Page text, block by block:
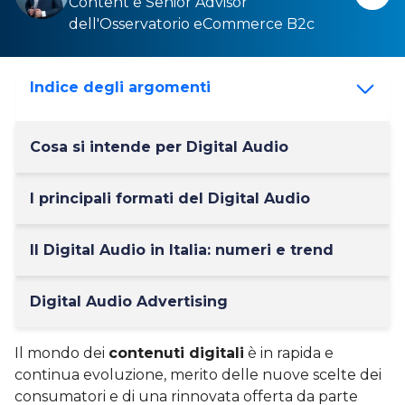
dell'Osservatorio eCommerce B2c
Indice degli argomenti
Cosa si intende per Digital Audio
I principali formati del Digital Audio
Il Digital Audio in Italia: numeri e trend
Digital Audio Advertising
Il mondo dei contenuti digitali è in rapida e
continua evoluzione, merito delle nuove scelte dei
consumatori e di una rinnovata offerta da parte